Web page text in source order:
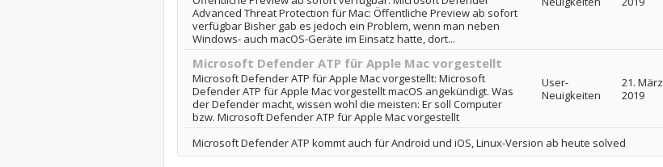
Advanced Threat Protection für Mac: Öffentliche Preview ab sofort
verfügbar Bisher gab es jedoch ein Problem, wenn man neben
Windows- auch macOS-Geräte im Einsatz hatte, dort...
Microsoft Defender ATP für Apple Mac vorgestellt
Microsoft Defender ATP für Apple Mac vorgestellt: Microsoft
Defender ATP für Apple Mac vorgestellt macOS angekündigt. Was
der Defender macht, wissen wohl die meisten: Er soll Computer
bzw. Microsoft Defender ATP für Apple Mac vorgestellt
User-
Neuigkeiten
21. März
2019
Microsoft Defender ATP kommt auch für Android und iOS, Linux-Version ab heute solved